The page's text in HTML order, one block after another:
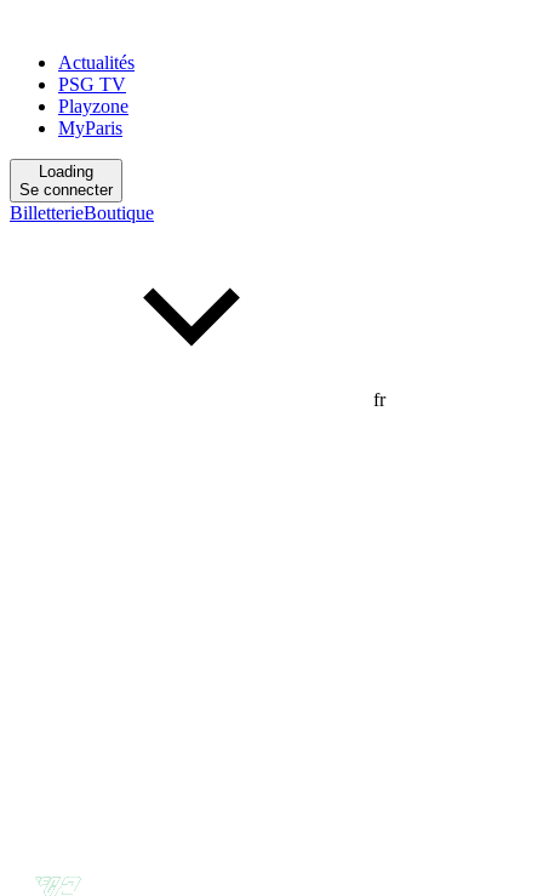
Actualités
PSG TV
Playzone
MyParis
Loading
Se connecter
BilletterieBoutique
fr